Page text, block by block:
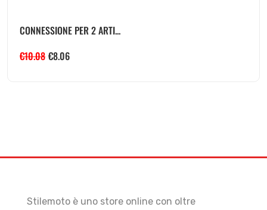
CONNESSIONE PER 2 ARTI...
€10.08 €8.06
Stilemoto è uno store online con oltre